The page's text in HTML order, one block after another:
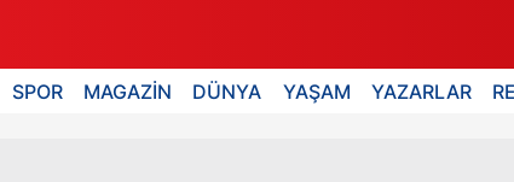
SPOR MAGAZİN DÜNYA YAŞAM YAZARLAR